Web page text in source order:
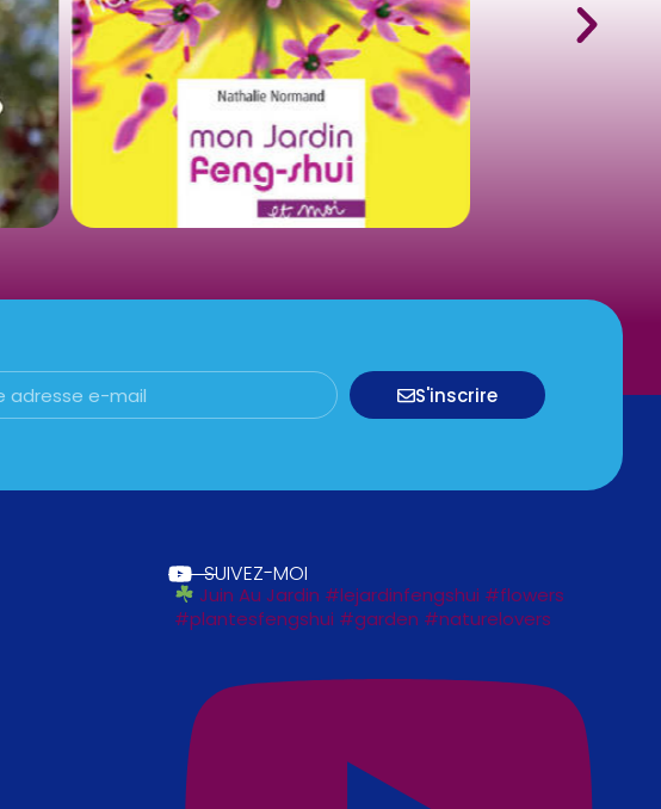
S'inscrire
SUIVEZ-MOI
Juin Au Jardin #lejardinfengshui #flowers
#plantesfengshui #garden #naturelovers